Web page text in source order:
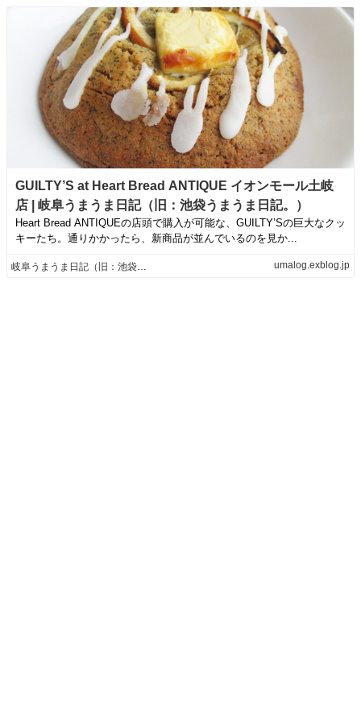
GUILTY’S at Heart Bread ANTIQUE イオンモール土岐
店 | 岐阜うまうま日記（旧：池袋うまうま日記。）
Heart Bread ANTIQUEの店頭で購入が可能な、GUILTY’Sの巨大なクッ
キーたち。通りかかったら、新商品が並んでいるのを見か...
岐阜うまうま日記（旧：池袋うまうま日記。） umalog.exblog.jp